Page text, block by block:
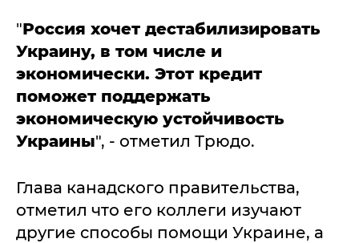
"Россия хочет дестабилизировать
Украину, в том числе и
экономически. Этот кредит
поможет поддержать
экономическую устойчивость
Украины", - отметил Трюдо.
Глава канадского правительства,
отметил что его коллеги изучают
другие способы помощи Украине, а